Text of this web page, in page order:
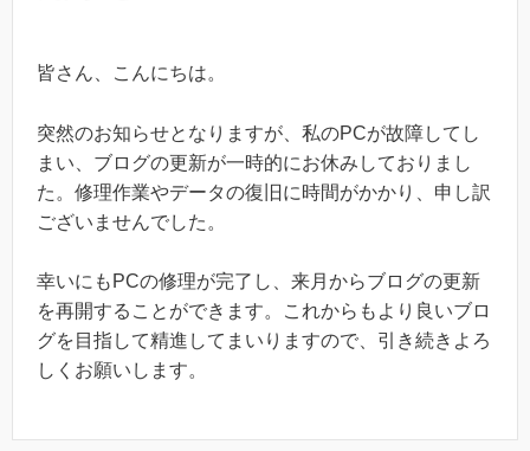
皆さん、こんにちは。
突然のお知らせとなりますが、私のPCが故障してし
まい、ブログの更新が一時的にお休みしておりまし
た。修理作業やデータの復旧に時間がかかり、申し訳
ございませんでした。
幸いにもPCの修理が完了し、来月からブログの更新
を再開することができます。これからもより良いブロ
グを目指して精進してまいりますので、引き続きよろ
しくお願いします。